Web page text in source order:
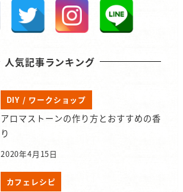
人気記事ランキング
DIY / ワークショップ
アロマストーンの作り方とおすすめの香
り
2020年4月15日
カフェレシピ